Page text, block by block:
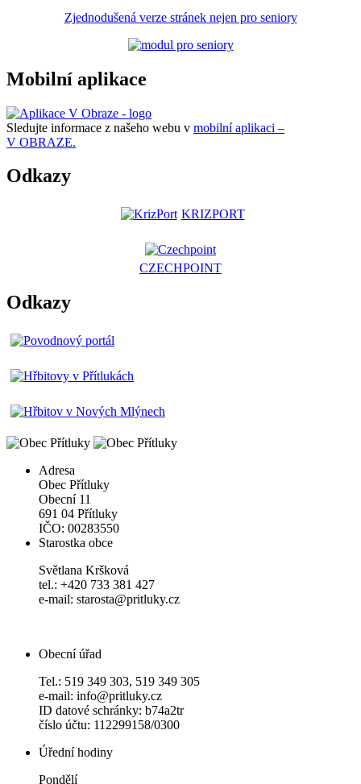
Zjednodušená verze stránek nejen pro seniory
Mobilní aplikace
Sledujte informace z našeho webu v mobilní aplikaci –
V OBRAZE.
Odkazy
KRIZPORT
CZECHPOINT
Odkazy
Adresa
Obec Přítluky
Obecní 11
691 04 Přítluky
IČO: 00283550
Starostka obce
Světlana Kršková
tel.: +420 733 381 427
e-mail: starosta@pritluky.cz
Obecní úřad
Tel.: 519 349 303, 519 349 305
e-mail: info@pritluky.cz
ID datové schránky: b74a2tr
číslo účtu: 112299158/0300
Úřední hodiny
Pondělí